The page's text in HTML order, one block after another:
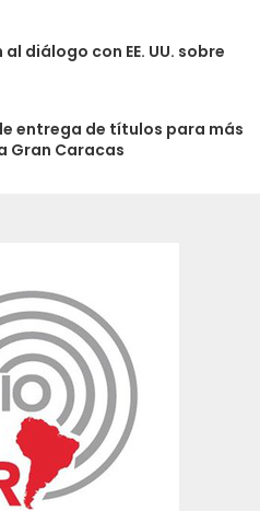
diálogo con EE. UU. sobre
entrega de títulos para más
Gran Caracas